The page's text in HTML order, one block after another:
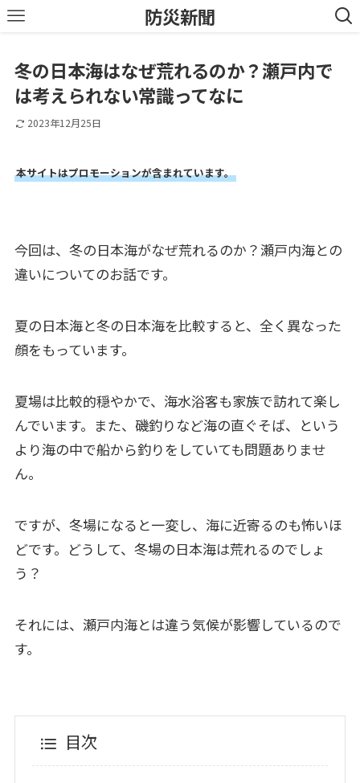
防災新聞
冬の日本海はなぜ荒れるのか？瀬戸内で
は考えられない常識ってなに
2023年12月25日
本サイトはプロモーションが含まれています。
今回は、冬の日本海がなぜ荒れるのか？瀬戸内海との
違いについてのお話です。
夏の日本海と冬の日本海を比較すると、全く異なった
顔をもっています。
夏場は比較的穏やかで、海水浴客も家族で訪れて楽し
んでいます。また、磯釣りなど海の直ぐそば、という
より海の中で船から釣りをしていても問題ありませ
ん。
ですが、冬場になると一変し、海に近寄るのも怖いほ
どです。どうして、冬場の日本海は荒れるのでしょ
う？
それには、瀬戸内海とは違う気候が影響しているので
す。
目次